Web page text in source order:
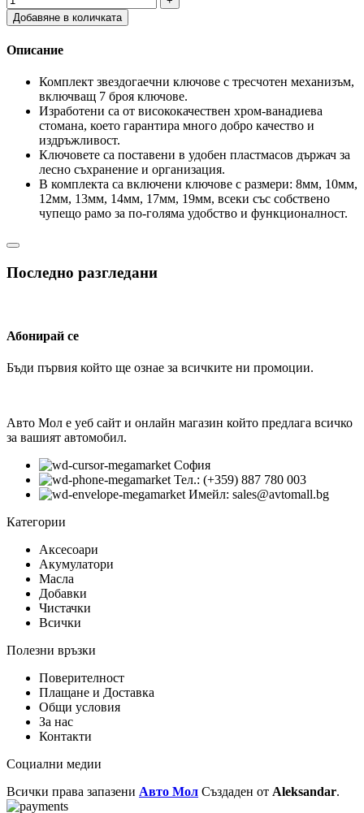
Добавяне в количката
Описание
Комплект звездогаечни ключове с тресчотен механизъм,
включващ 7 броя ключове.
Изработени са от висококачествен хром-ванадиева
стомана, което гарантира много добро качество и
издръжливост.
Ключовете са поставени в удобен пластмасов държач за
лесно съхранение и организация.
В комплекта са включени ключове с размери: 8мм, 10мм,
12мм, 13мм, 14мм, 17мм, 19мм, всеки със собствено
чупещо рамо за по-голяма удобство и функционалност.
Последно разгледани
Абонирай се
Бъди първия който ще ознае за всичките ни промоции.
Авто Мол е уеб сайт и онлайн магазин който предлага всичко
за вашият автомобил.
София
Тел.: (+359) 887 780 003
Имейл: sales@avtomall.bg
Категории
Аксесоари
Акумулатори
Масла
Добавки
Чистачки
Всички
Полезни връзки
Поверителност
Плащане и Доставка
Общи условия
За нас
Контакти
Социални медии
Всички права запазени Авто Мол Създаден от Aleksandar.